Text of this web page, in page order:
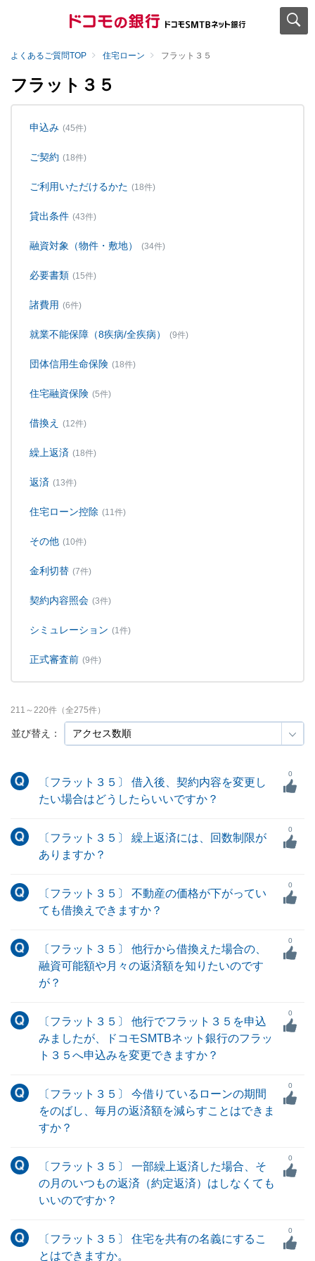
よくあるご質問TOP 住宅ローン フラット３５
フラット３５
申込み (45件)
ご契約 (18件)
ご利用いただけるかた (18件)
貸出条件 (43件)
融資対象（物件・敷地） (34件)
必要書類 (15件)
諸費用 (6件)
就業不能保障（8疾病/全疾病） (9件)
団体信用生命保険 (18件)
住宅融資保険 (5件)
借換え (12件)
繰上返済 (18件)
返済 (13件)
住宅ローン控除 (11件)
その他 (10件)
金利切替 (7件)
契約内容照会 (3件)
シミュレーション (1件)
正式審査前 (9件)
並び替え：
211 ～220件（全275件）
〔フラット３５〕 借入後、契約内容を変更し
たい場合はどうしたらいいですか？
0
〔フラット３５〕 繰上返済には、回数制限が
ありますか？
0
〔フラット３５〕 不動産の価格が下がってい
ても借換えできますか？
0
〔フラット３５〕 他行から借換えた場合の、
融資可能額や月々の返済額を知りたいのです
が？
0
〔フラット３５〕 他行でフラット３５を申込
みましたが、ドコモSMTBネット銀行のフラッ
ト３５へ申込みを変更できますか？
0
〔フラット３５〕 今借りているローンの期間
をのばし、毎月の返済額を減らすことはできま
すか？
0
〔フラット３５〕 一部繰上返済した場合、そ
の月のいつもの返済（約定返済）はしなくても
いいのですか？
0
〔フラット３５〕 住宅を共有の名義にするこ
とはできますか。
0